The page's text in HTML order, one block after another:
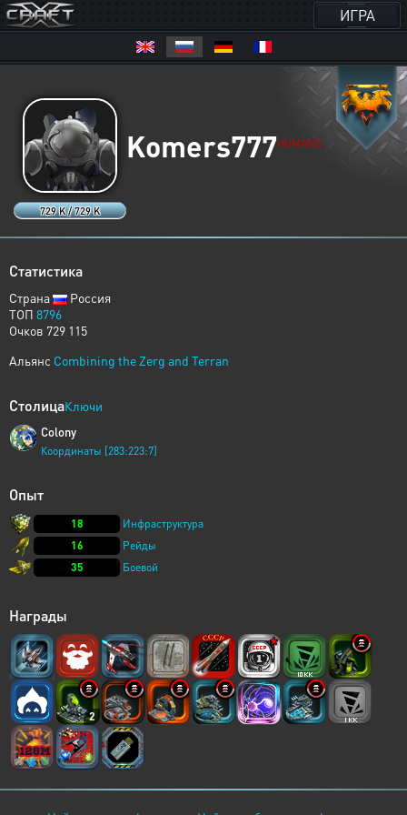
ИГРА
729 K / 729 K
Komers777HUMANS
Статистика
Страна
Россия
ТОП 8796
Очков 729 115
Альянс Combining the Zerg and Terran
СтолицаКлючи
Colony
Координаты [283:223:7]
Опыт
18
Инфраструктура
16
Рейды
35
Боевой
Награды
2